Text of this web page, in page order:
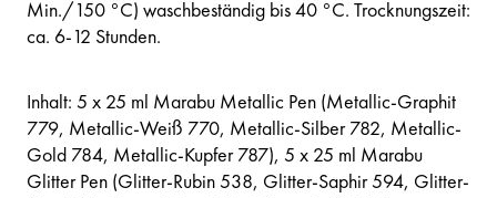
Min./150 °C) waschbeständig bis 40 °C. Trocknungszeit:
ca. 6-12 Stunden.
Inhalt: 5 x 25 ml Marabu Metallic Pen (Metallic-Graphit
779, Metallic-Weiß 770, Metallic-Silber 782, Metallic-
Gold 784, Metallic-Kupfer 787), 5 x 25 ml Marabu
Glitter Pen (Glitter-Rubin 538, Glitter-Saphir 594, Glitter-